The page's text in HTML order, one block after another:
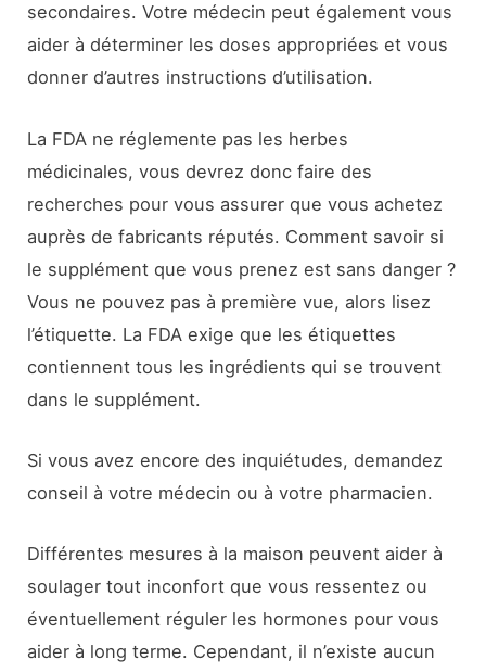
secondaires. Votre médecin peut également vous
aider à déterminer les doses appropriées et vous
donner d’autres instructions d’utilisation.
La FDA ne réglemente pas les herbes
médicinales, vous devrez donc faire des
recherches pour vous assurer que vous achetez
auprès de fabricants réputés. Comment savoir si
le supplément que vous prenez est sans danger ?
Vous ne pouvez pas à première vue, alors lisez
l’étiquette. La FDA exige que les étiquettes
contiennent tous les ingrédients qui se trouvent
dans le supplément.
Si vous avez encore des inquiétudes, demandez
conseil à votre médecin ou à votre pharmacien.
Différentes mesures à la maison peuvent aider à
soulager tout inconfort que vous ressentez ou
éventuellement réguler les hormones pour vous
aider à long terme. Cependant, il n’existe aucun